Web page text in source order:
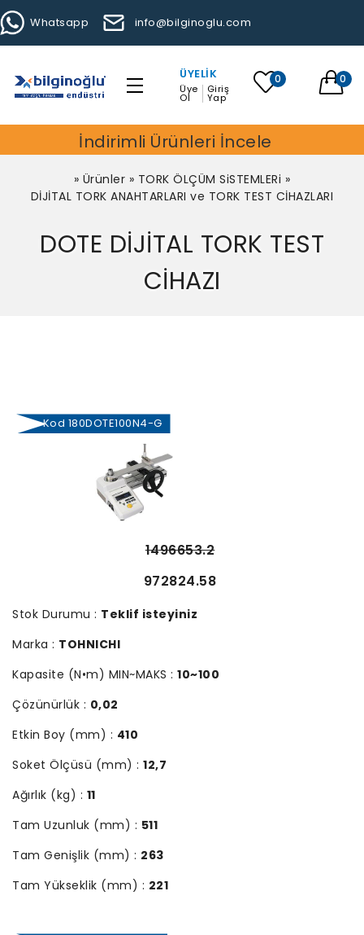
Whatsapp info@bilginoglu.com
ÜYELIK
Üye
Ol
Giriş
Yap
0 0
İndirimli Ürünleri İncele
» Ürünler » TORK ÖLÇÜM SiSTEMLERi »
DİJİTAL TORK ANAHTARLARI ve TORK TEST CİHAZLARI
DOTE DİJİTAL TORK TEST
CİHAZI
Kod 180DOTE100N4-G
1496653.2
972824.58
Stok Durumu : Teklif isteyiniz
Marka : TOHNICHI
Kapasite (N•m) MIN~MAKS : 10~100
Çözünürlük : 0,02
Etkin Boy (mm) : 410
Soket Ölçüsü (mm) : 12,7
Ağırlık (kg) : 11
Tam Uzunluk (mm) : 511
Tam Genişlik (mm) : 263
Tam Yükseklik (mm) : 221